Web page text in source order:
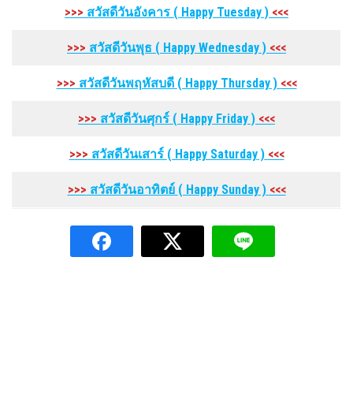
>>> สวัสดีวันอังคาร ( Happy Tuesday ) <<<
>>> สวัสดีวันพุธ ( Happy Wednesday ) <<<
>>> สวัสดีวันพฤหัสบดี ( Happy Thursday) <<<
>>> สวัสดีวันศุกร์ ( Happy Friday ) <<<
>>> สวัสดีวันเสาร์ ( Happy Saturday) <<<
>>> สวัสดีวันอาทิตย์ ( Happy Sunday) <<<